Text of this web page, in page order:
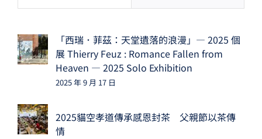
「西瑞．菲茲：天堂遺落的浪漫」— 2025 個
展 Thierry Feuz : Romance Fallen from
Heaven — 2025 Solo Exhibition
2025 年 9 月 17 日
2025貓空孝道傳承感恩封茶 父親節以茶傳
情